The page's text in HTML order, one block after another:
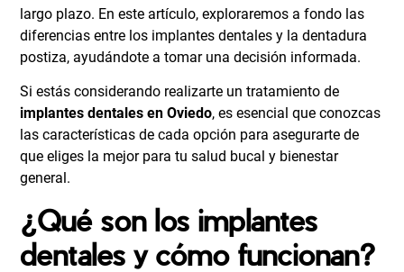
largo plazo. En este artículo, exploraremos a fondo las
diferencias entre los implantes dentales y la dentadura
postiza, ayudándote a tomar una decisión informada.
Si estás considerando realizarte untratamiento de
implantes dentales en Oviedo, es esencial que conozcas
las características de cada opción para asegurarte de
que eliges la mejor para tu salud bucal y bienestar
general.
¿Qué son los implantes
dentales y cómo funcionan?